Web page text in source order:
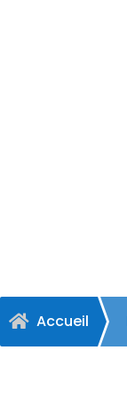
 Accueil